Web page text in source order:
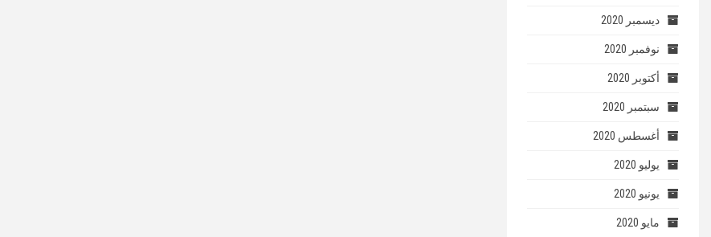
ديسمبر 2020
نوفمبر 2020
أكتوبر 2020
سبتمبر 2020
أغسطس 2020
يوليو 2020
يونيو 2020
مايو 2020